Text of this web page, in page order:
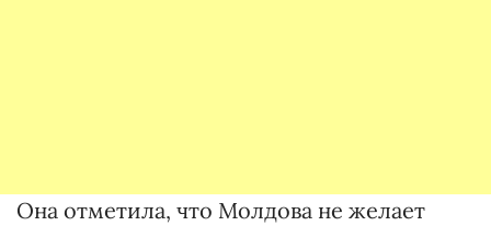
Она отметила, что Молдова не желает